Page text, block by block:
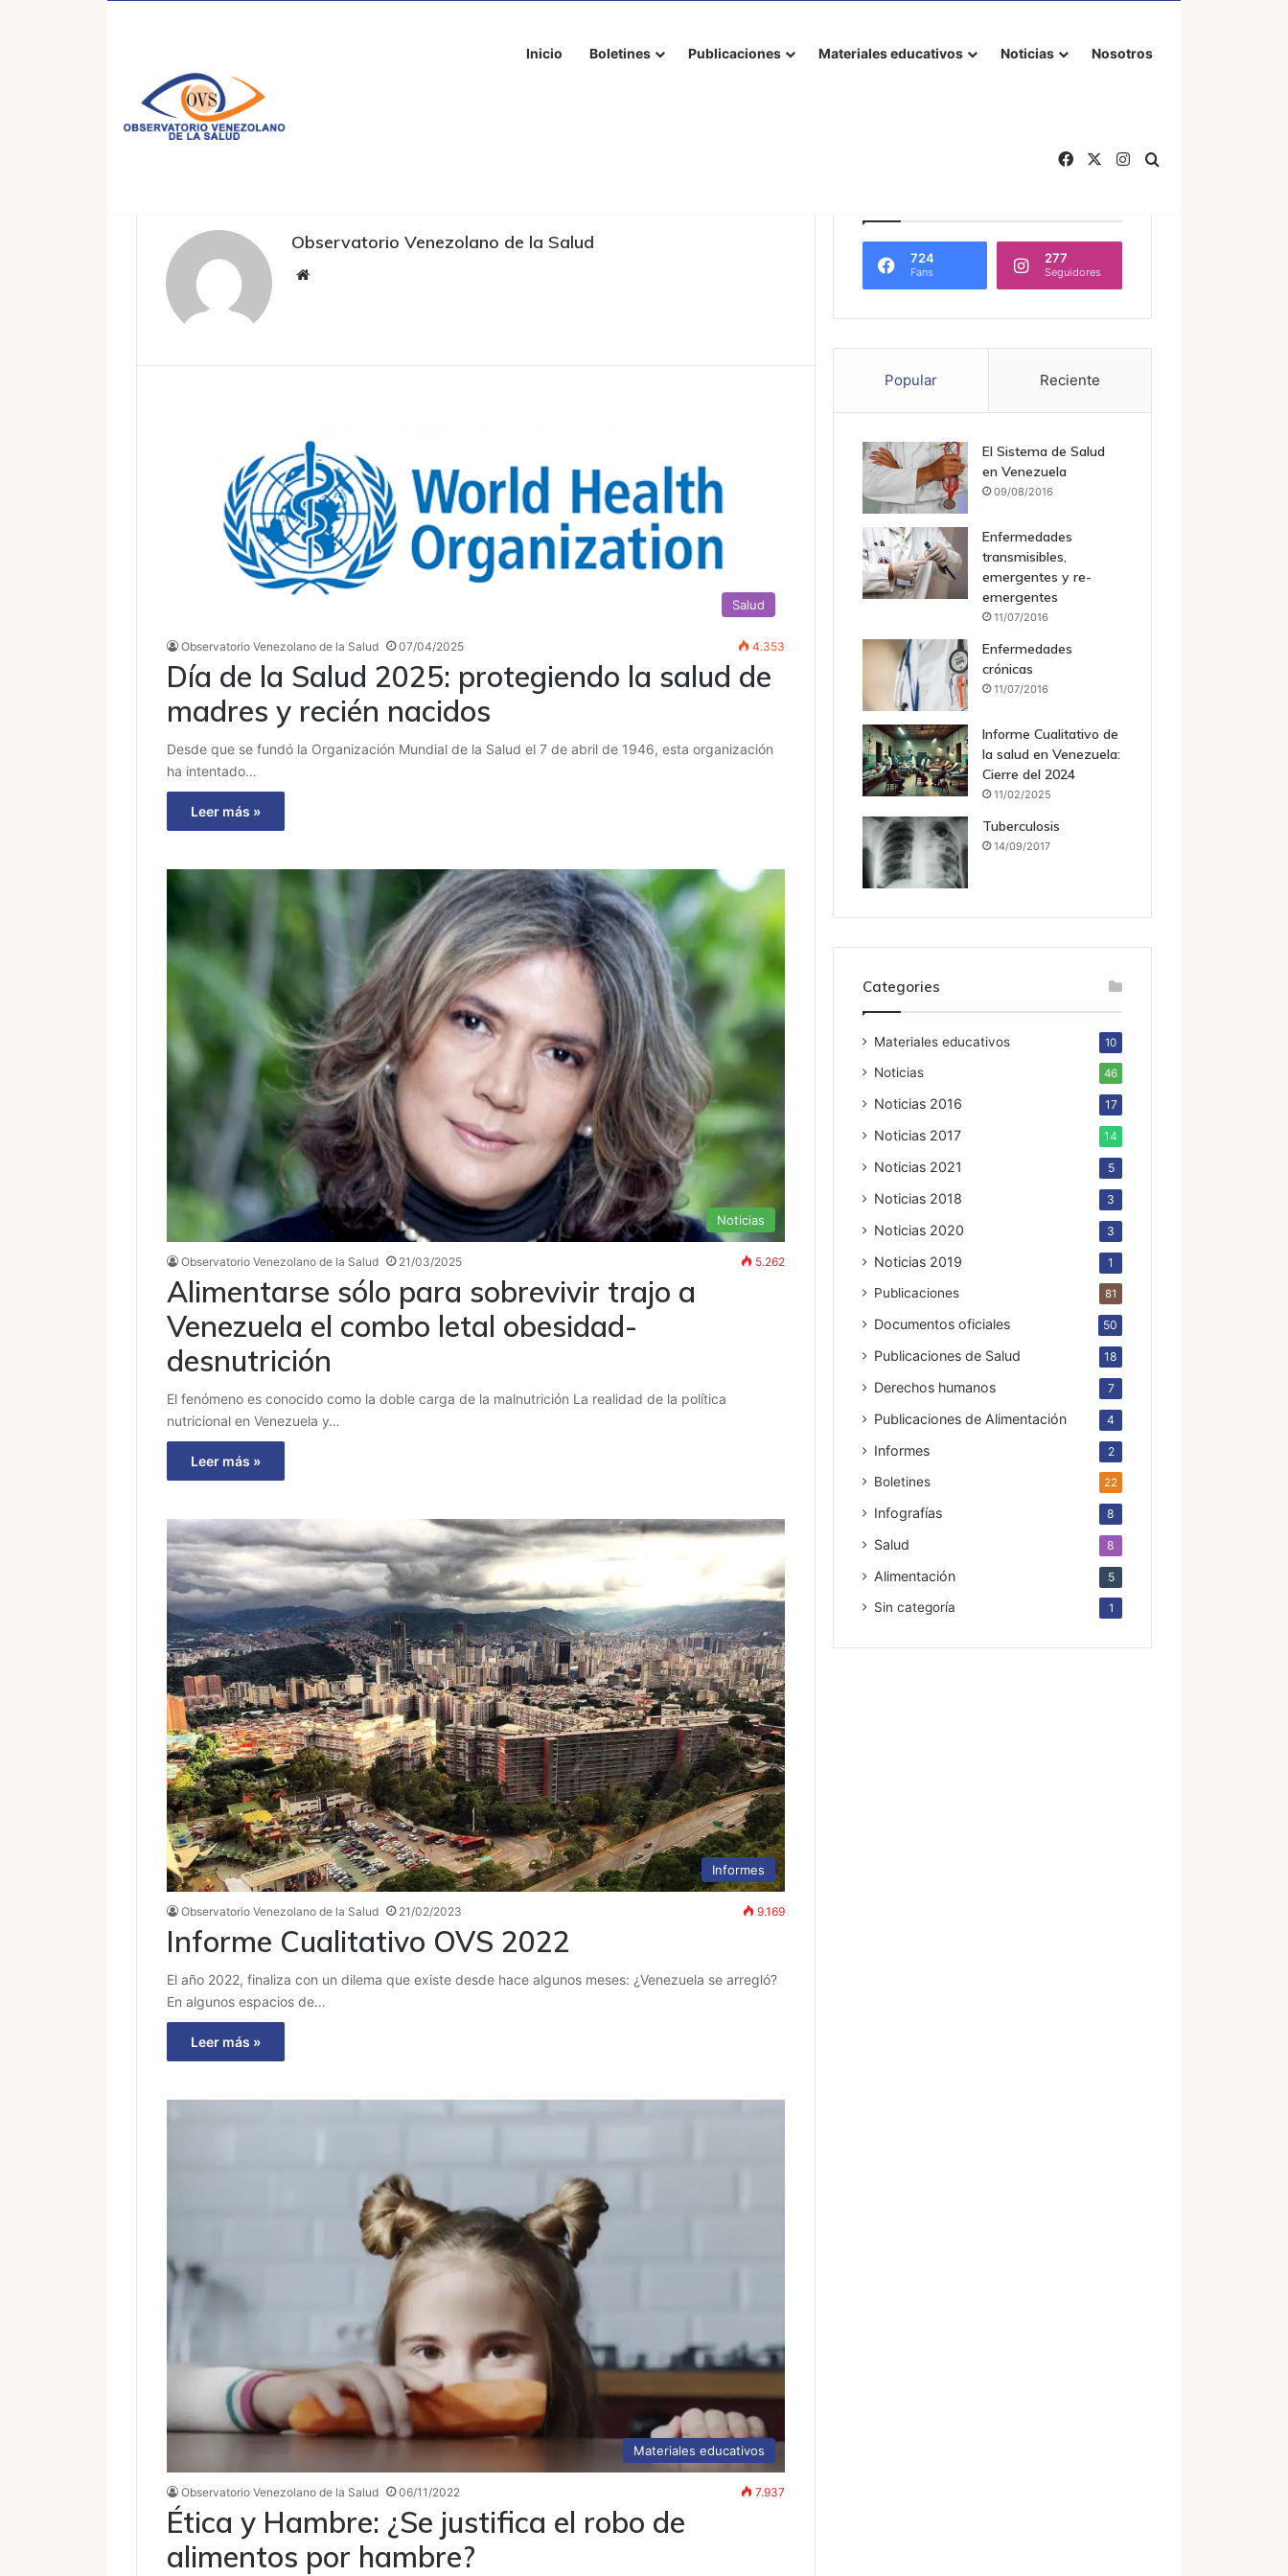
Inicio Boletines Publicaciones Materiales educativos Noticias Nosotros
FacebookInstagram
Observatorio Venezolano de la Salud
Salud
Observatorio Venezolano de la Salud 07/04/2025 4.353
Día de la Salud 2025: protegiendo la salud de
madres y recién nacidos
Desde que se fundó la Organización Mundial de la Salud el 7 de abril de 1946, esta organización
ha intentado…
Leer más »
Noticias
Observatorio Venezolano de la Salud 21/03/2025 5.262
Alimentarse sólo para sobrevivir trajo a
Venezuela el combo letal obesidad-
desnutrición
El fenómeno es conocido como la doble carga de la malnutrición La realidad de la política
nutricional en Venezuela y…
Leer más »
Informes
Observatorio Venezolano de la Salud 21/02/2023 9.169
Informe Cualitativo OVS 2022
El año 2022, finaliza con un dilema que existe desde hace algunos meses: ¿Venezuela se arregló?
En algunos espacios de…
Leer más »
Materiales educativos
Observatorio Venezolano de la Salud 06/11/2022 7.937
Ética y Hambre: ¿Se justifica el robo de
alimentos por hambre?
724
Fans
277
Seguidores
Popular Reciente
El Sistema de Salud
en Venezuela
09/08/2016
Enfermedades
transmisibles,
emergentes y re-
emergentes
11/07/2016
Enfermedades
crónicas
11/07/2016
Informe Cualitativo de
la salud en Venezuela:
Cierre del 2024
11/02/2025
Tuberculosis
14/09/2017
Categories
Materiales educativos 10
Noticias 46
Noticias 2016 17
Noticias 2017 14
Noticias 2021 5
Noticias 2018 3
Noticias 2020 3
Noticias 2019 1
Publicaciones 81
Documentos oficiales 50
Publicaciones de Salud 18
Derechos humanos 7
Publicaciones de Alimentación 4
Informes 2
Boletines 22
Infografías 8
Salud 8
Alimentación 5
Sin categoría 1